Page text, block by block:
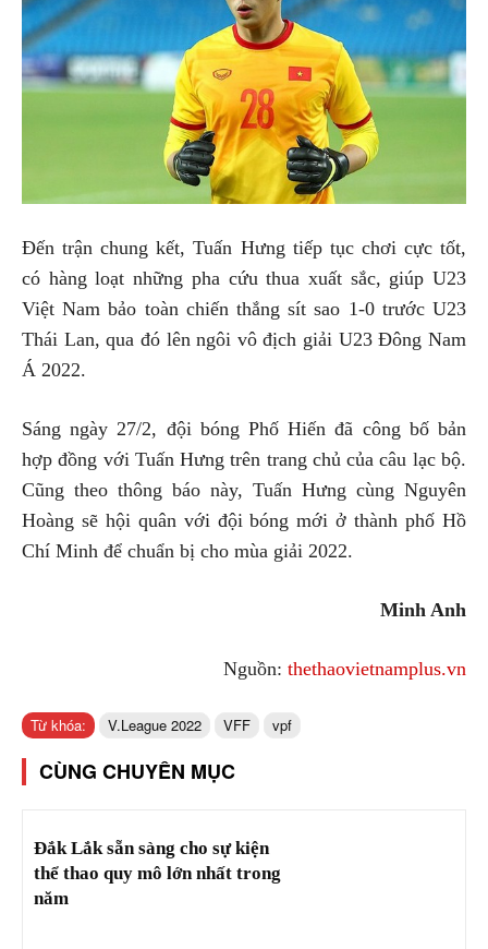
Đến trận chung kết, Tuấn Hưng tiếp tục chơi cực tốt,
có hàng loạt những pha cứu thua xuất sắc, giúp U23
Việt Nam bảo toàn chiến thắng sít sao 1-0 trước U23
Thái Lan, qua đó lên ngôi vô địch giải U23 Đông Nam
Á 2022.
Sáng ngày 27/2, đội bóng Phố Hiến đã công bố bản
hợp đồng với Tuấn Hưng trên trang chủ của câu lạc bộ.
Cũng theo thông báo này, Tuấn Hưng cùng Nguyên
Hoàng sẽ hội quân với đội bóng mới ở thành phố Hồ
Chí Minh để chuẩn bị cho mùa giải 2022.
Minh Anh
Nguồn: thethaovietnamplus.vn
Từ khóa: V.League 2022 VFF vpf
CÙNG CHUYÊN MỤC
Đắk Lắk sẵn sàng cho sự kiện
thể thao quy mô lớn nhất trong
năm